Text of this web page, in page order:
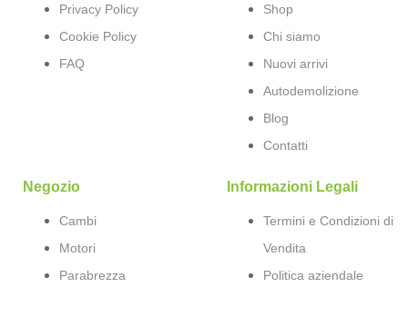
Privacy Policy
Cookie Policy
FAQ
Shop
Chi siamo
Nuovi arrivi
Autodemolizione
Blog
Contatti
Negozio
Cambi
Motori
Parabrezza
Informazioni Legali
Termini e Condizioni di
Vendita
Politica aziendale